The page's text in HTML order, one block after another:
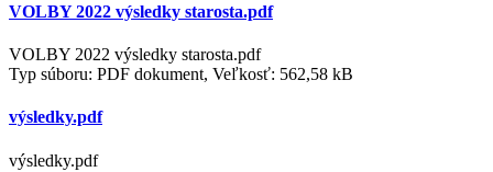
VOLBY 2022 výsledky starosta.pdf
VOLBY 2022 výsledky starosta.pdf
Typ súboru: PDF dokument, Veľkosť: 562,58 kB
výsledky.pdf
výsledky.pdf